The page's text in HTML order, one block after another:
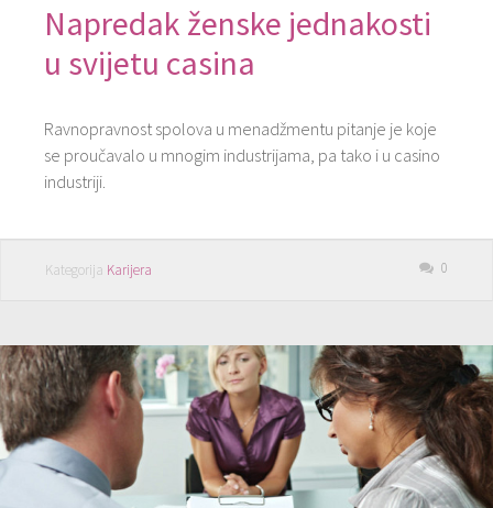
Napredak ženske jednakosti
u svijetu casina
Ravnopravnost spolova u menadžmentu pitanje je koje
se proučavalo u mnogim industrijama, pa tako i u casino
industriji.
Kategorija Karijera 0